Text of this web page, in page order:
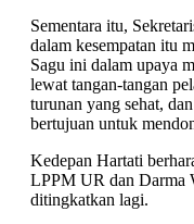
Sementara itu,
dalam kesempatan itu
Sagu ini dalam upaya
lewat tangan-tangan
turunan yang sehat,
bertujuan untuk
Kedepan Hartati
LPPM UR dan Darma
ditingkatkan lagi.